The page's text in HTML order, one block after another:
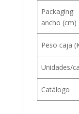
Packaging:
ancho (cm)
Peso caja
Unidades/
Catálogo